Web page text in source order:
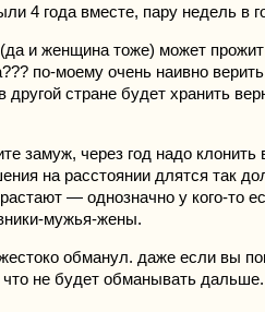
4 года вместе, пару недель в
и женщина тоже) может
по-моему очень наивно
другой стране будет хранить
замуж, через год надо клонить
на расстоянии длятся так
— однозначно у кого-то
мужья-жены.
обманул. даже если вы
что не будет обманывать